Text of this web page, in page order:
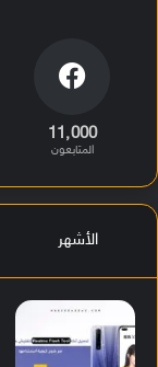
11٬000
المتابعون
الأشهر